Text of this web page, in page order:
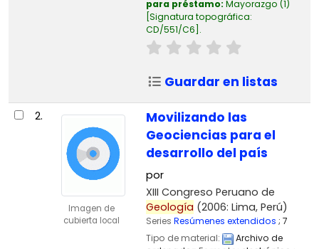
para préstamo: Mayorazgo (1)
Signatura topográfica:
CD/551/C6 .
Guardar en listas
2.
Imagen de
cubierta local
Movilizando las
Geociencias para el
desarrollo del país
por
XIII Congreso Peruano de
Geología (2006: Lima, Perú)
Series Resúmenes extendidos ; 7
Tipo de material:
Archivo de